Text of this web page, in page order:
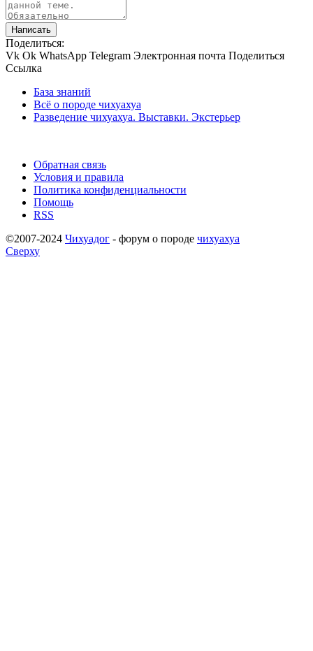
Написать
Поделиться:
Vk Ok WhatsApp Telegram Электронная почта Поделиться
Ссылка
База знаний
Всё о породе чихуахуа
Разведение чихуахуа. Выставки. Экстерьер
Обратная связь
Условия и правила
Политика конфиденциальности
Помощь
RSS
©2007-2024 Чихуадог - форум о породе чихуахуа
Сверху